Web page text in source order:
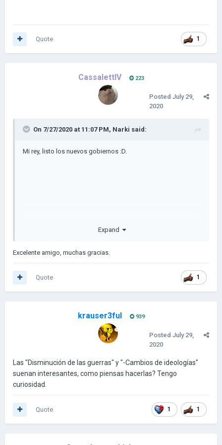
1
Quote
CassalettIV 223
Posted July 29,
2020
On 7/27/2020 at 11:07 PM, Narki said:
Mi rey, listo los nuevos gobiernos :D.
Expand
Excelente amigo, muchas gracias.
1
Quote
krauser3ful 939
Posted July 29,
2020
Las "Disminución de las guerras" y "-Cambios de ideologías"
suenan interesantes, como piensas hacerlas? Tengo
curiosidad.
1 1
Quote